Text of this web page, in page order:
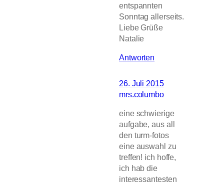
entspannten
Sonntag allerseits.
Liebe Grüße
Natalie
Antworten
26. Juli 2015
mrs.columbo
eine schwierige
aufgabe, aus all
den turm-fotos
eine auswahl zu
treffen! ich hoffe,
ich hab die
interessantesten